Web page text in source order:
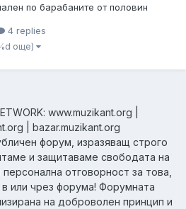
по барабаните от половин
сет на mendini (подходящ за
150 см). Понеже никой от
4 replies
още)
www.muzikant.org |
| bazar.muzikant.org
форум, изразяващ строго
и защитаваме свободата на
отговорност за това,
или чрез форума! Форумната
на доброволен принцип и